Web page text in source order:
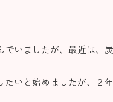
いましたが、最近は、
いと始めましたが、２